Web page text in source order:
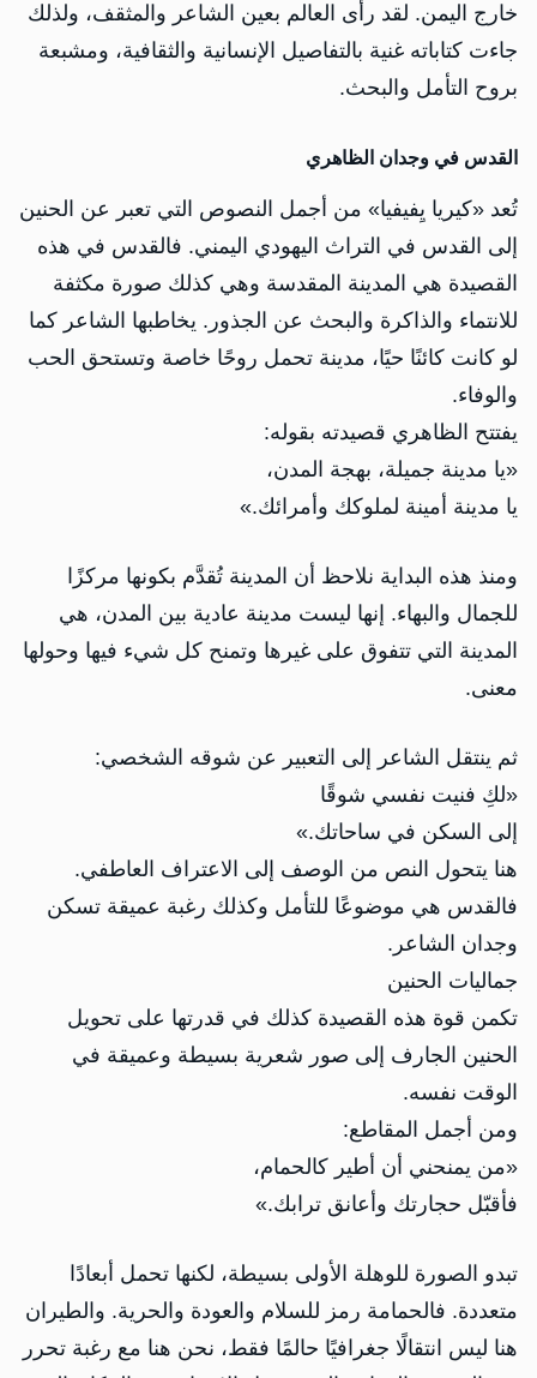
خارج اليمن. لقد رأى العالم بعين الشاعر والمثقف، ولذلك
جاءت كتاباته غنية بالتفاصيل الإنسانية والثقافية، ومشبعة
بروح التأمل والبحث.
القدس في وجدان الظاهري
تُعد «كيريا يِفيفيا» من أجمل النصوص التي تعبر عن الحنين
إلى القدس في التراث اليهودي اليمني. فالقدس في هذه
القصيدة هي المدينة المقدسة وهي كذلك صورة مكثفة
للانتماء والذاكرة والبحث عن الجذور. يخاطبها الشاعر كما
لو كانت كائنًا حيًا، مدينة تحمل روحًا خاصة وتستحق الحب
والوفاء.
يفتتح الظاهري قصيدته بقوله:
«يا مدينة جميلة، بهجة المدن،
يا مدينة أمينة لملوكك وأمرائك.»
ومنذ هذه البداية نلاحظ أن المدينة تُقدَّم بكونها مركزًا
للجمال والبهاء. إنها ليست مدينة عادية بين المدن، هي
المدينة التي تتفوق على غيرها وتمنح كل شيء فيها وحولها
معنى.
ثم ينتقل الشاعر إلى التعبير عن شوقه الشخصي:
«لكِ فنيت نفسي شوقًا
إلى السكن في ساحاتك.»
هنا يتحول النص من الوصف إلى الاعتراف العاطفي.
فالقدس هي موضوعًا للتأمل وكذلك رغبة عميقة تسكن
وجدان الشاعر.
جماليات الحنين
تكمن قوة هذه القصيدة كذلك في قدرتها على تحويل
الحنين الجارف إلى صور شعرية بسيطة وعميقة في
الوقت نفسه.
ومن أجمل المقاطع:
«من يمنحني أن أطير كالحمام،
فأقبّل حجارتك وأعانق ترابك.»
تبدو الصورة للوهلة الأولى بسيطة، لكنها تحمل أبعادًا
متعددة. فالحمامة رمز للسلام والعودة والحرية. والطيران
هنا ليس انتقالًا جغرافيًا حالمًا فقط، نحن هنا مع رغبة تحرر